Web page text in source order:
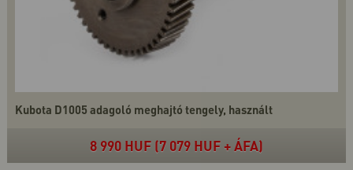
Kubota D1005 adagoló meghajtó tengely, használt
8 990 HUF (7 079 HUF + ÁFA)